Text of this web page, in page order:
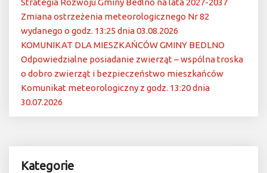
Zmiana ostrzeżenia meteorologicznego Nr 82
wydanego o godz. 13:25 dnia 03.08.2026
KOMUNIKAT DLA MIESZKAŃCÓW GMINY BEDLNO
Odpowiedzialne posiadanie zwierząt – wspólna troska
o dobro zwierząt i bezpieczeństwo mieszkańców
Komunikat meteorologiczny z godz. 13:20 dnia
30.07.2026
Kategorie